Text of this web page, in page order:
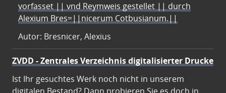
vorfasset || vnd Reymweis gestellet || durch
Alexium Bres=||nicerum Cotbusianum.||
Autor: Bresnicer, Alexius
ZVDD - Zentrales Verzeichnis digitalisierter Drucke
Ist Ihr gesuchtes Werk noch nicht in unserem